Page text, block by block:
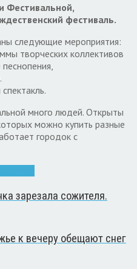
Фестивальной,
фестиваль.
следующие мероприятия:
творческих коллективов
много людей. Открыты
можно купить разные
городок с
зарезала сожителя.
к вечеру обещают снег